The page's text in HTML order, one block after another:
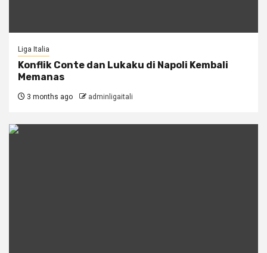
Liga Italia
Konflik Conte dan Lukaku di Napoli Kembali
Memanas
3 months ago adminligaitali